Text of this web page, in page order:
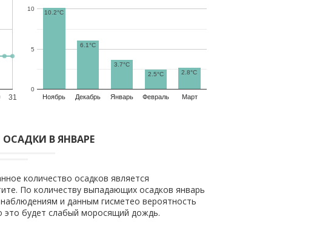
31 Ноябрь Декабрь Январь Февраль Март
0
5
10 10.2°C
6.1°C
3.7°C
2.5°C
2.8°C
В ЯНВАРЕ
количество осадков является
По количеству выпадающих осадков январь
и данным гисметео вероятность
это будет слабый моросящий дождь.